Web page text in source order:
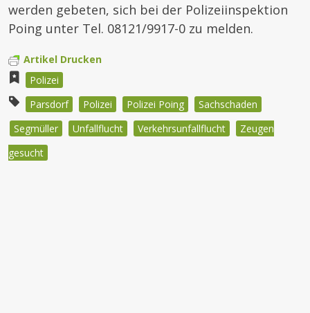
werden gebeten, sich bei der Polizeiinspektion
Poing unter Tel. 08121/9917-0 zu melden.
Artikel Drucken
Polizei
Parsdorf
Polizei Polizei Poing
Sachschaden
Segmüller
Unfallflucht Verkehrsunfallflucht
Zeugen
gesucht